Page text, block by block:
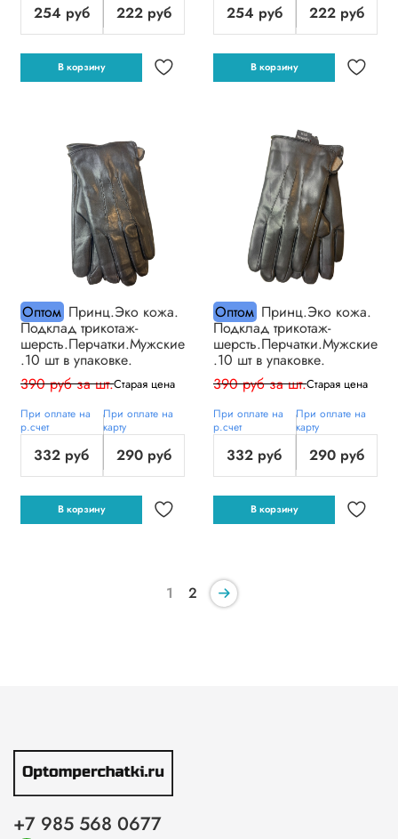
254 руб 222 руб
В корзину
254 руб 222 руб
В корзину
ОптомПринц.Эко кожа.
Подклад трикотаж-
шерсть.Перчатки.Мужские
.10 шт в упаковке.
390 руб за шт.Старая цена
При оплате на
р.счет
332 руб
При оплате на
карту
290 руб
В корзину
ОптомПринц.Эко кожа.
Подклад трикотаж-
шерсть.Перчатки.Мужские
.10 шт в упаковке.
390 руб за шт.Старая цена
При оплате на
р.счет
332 руб
При оплате на
карту
290 руб
В корзину
1 2
+7 985 568 0677